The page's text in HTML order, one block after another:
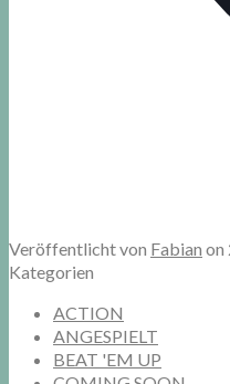
Veröffentlicht von Fabian on
Kategorien
ACTION
ANGESPIELT
BEAT 'EM UP